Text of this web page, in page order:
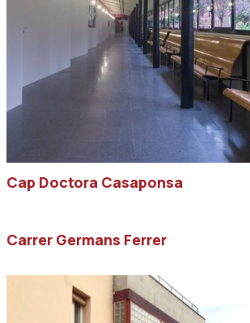
Cap Doctora Casaponsa
Carrer Germans Ferrer